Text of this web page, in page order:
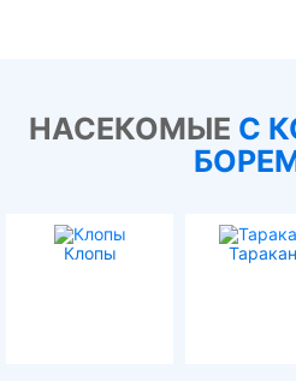
НАСЕКОМЫЕ С
Клопы